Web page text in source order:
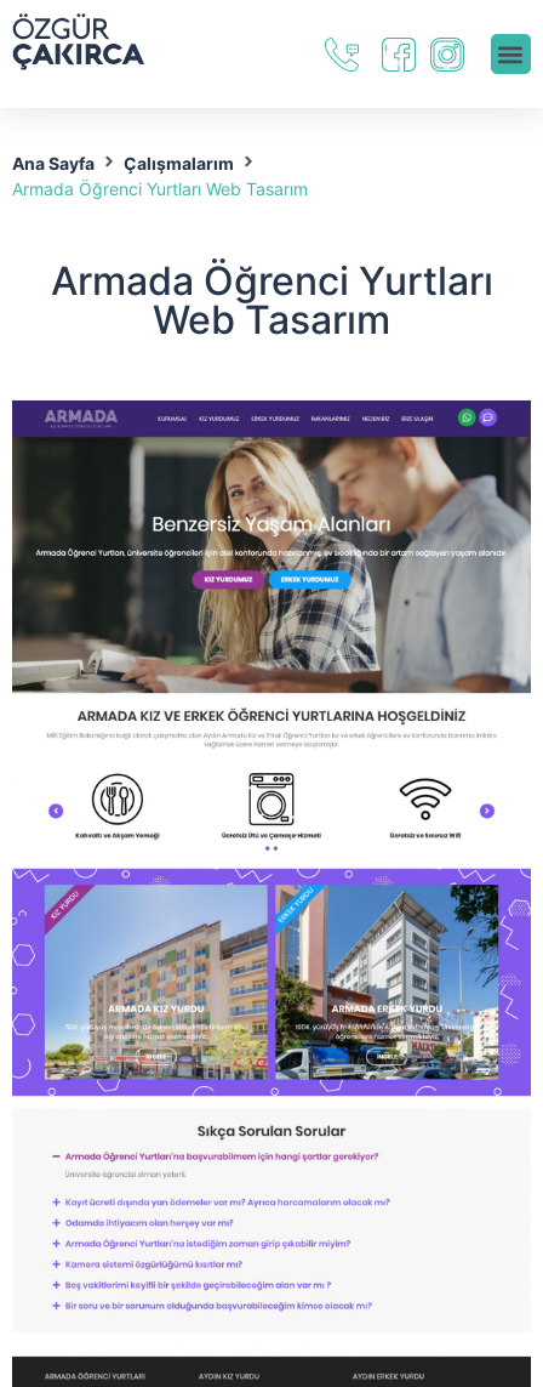
Ana Sayfa
Çalışmalarım
Armada Öğrenci Yurtları Web Tasarım
Armada Öğrenci Yurtları
Web Tasarım